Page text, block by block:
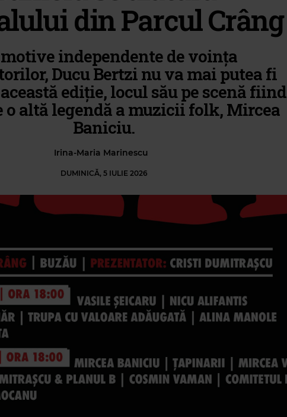
din Parcul Crâng
independente de voința
Ducu Bertzi nu va mai putea fi
ediție, locul său pe scenă fiind
o altă legendă a muzicii folk, Mircea
Baniciu.
Irina-Maria Marinescu
DUMINICĂ, 5 IULIE 2026